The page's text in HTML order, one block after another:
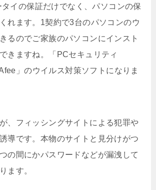
イの保証だけでなく、パソコンの保
れます。1契約で3台のパソコンのウ
るのでご家族のパソコンにインスト
きますね。「PCセキュリティ
」のウイルス対策ソフトになりま
、フィッシングサイトによる犯罪や
導です。本物のサイトと見分けがつ
の間にかパスワードなどが漏洩して
ます。